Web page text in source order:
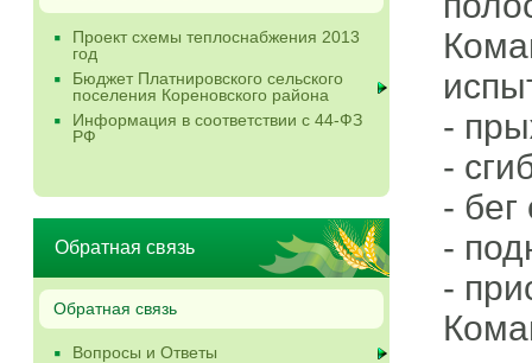
Проект схемы теплоснабжения 2013
год
Бюджет Платнировского сельского
поселения Кореновского района
Информация в соответствии с 44-ФЗ
РФ
Обратная связь
Обратная связь
Вопросы и Ответы
-
-
-
-
-